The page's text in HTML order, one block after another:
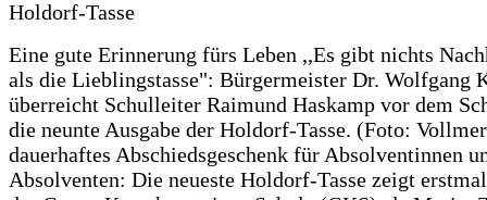
Eine gute Erinnerung fürs Leben ,,Es gibt nichts
als die Lieblingstasse": Bürgermeister Dr. Wolfgang
überreicht Schulleiter Raimund Haskamp vor dem
die neunte Ausgabe der Holdorf-Tasse. (Foto:
dauerhaftes Abschiedsgeschenk für Absolventinnen
Absolventen: Die neueste Holdorf-Tasse zeigt